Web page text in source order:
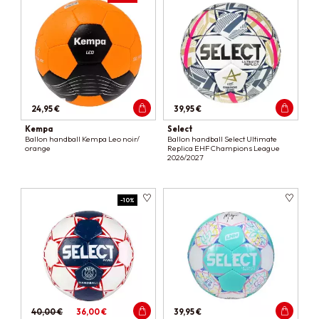
24,95 €
Kempa
Ballon handball Kempa Leo noir/
orange
39,95 €
Select
Ballon handball Select Ultimate
Replica EHF Champions League
2026/2027
40,00 € 36,00 €
-10%
39,95 €